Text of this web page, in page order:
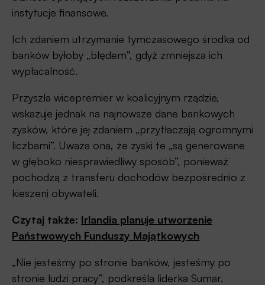
instytucje finansowe.
Ich zdaniem utrzymanie tymczasowego środka od
banków byłoby „błędem”, gdyż zmniejsza ich
wypłacalność.
Przyszła wicepremier w koalicyjnym rządzie,
wskazuje jednak na najnowsze dane bankowych
zysków, które jej zdaniem „przytłaczają ogromnymi
liczbami”. Uważa ona, że zyski te „są generowane
w głęboko niesprawiedliwy sposób”, ponieważ
pochodzą z transferu dochodów bezpośrednio z
kieszeni obywateli.
Czytaj także: Irlandia planuje utworzenie
Państwowych Funduszy Majątkowych
„Nie jesteśmy po stronie banków, jesteśmy po
stronie ludzi pracy”, podkreśla liderka Sumar.